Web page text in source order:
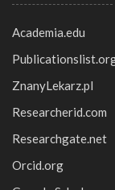
Academia.edu
ZnanyLekarz.pl
Researcherid.com
Researchgate.net
Orcid.org